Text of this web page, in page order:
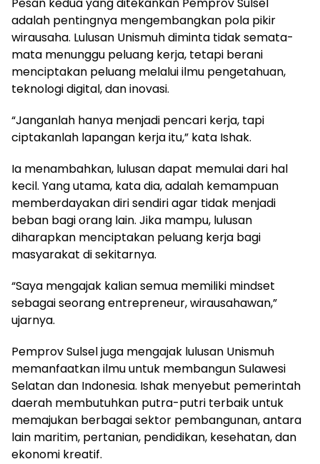
Pesan kedua yang ditekankan Pemprov Sulsel
adalah pentingnya mengembangkan pola pikir
wirausaha. Lulusan Unismuh diminta tidak semata-
mata menunggu peluang kerja, tetapi berani
menciptakan peluang melalui ilmu pengetahuan,
teknologi digital, dan inovasi.
“Janganlah hanya menjadi pencari kerja, tapi
ciptakanlah lapangan kerja itu,” kata Ishak.
Ia menambahkan, lulusan dapat memulai dari hal
kecil. Yang utama, kata dia, adalah kemampuan
memberdayakan diri sendiri agar tidak menjadi
beban bagi orang lain. Jika mampu, lulusan
diharapkan menciptakan peluang kerja bagi
masyarakat di sekitarnya.
“Saya mengajak kalian semua memiliki mindset
sebagai seorang entrepreneur, wirausahawan,”
ujarnya.
Pemprov Sulsel juga mengajak lulusan Unismuh
memanfaatkan ilmu untuk membangun Sulawesi
Selatan dan Indonesia. Ishak menyebut pemerintah
daerah membutuhkan putra-putri terbaik untuk
memajukan berbagai sektor pembangunan, antara
lain maritim, pertanian, pendidikan, kesehatan, dan
ekonomi kreatif.